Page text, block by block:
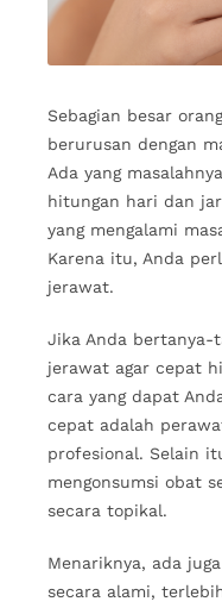
Sebagian besar
berurusan dengan
Ada yang
hitungan hari dan
yang mengalami
Karena itu, Anda
jerawat.
Jika Anda bertanya-
jerawat agar cepat
cara yang dapat
cepat adalah
profesional. Selain
mengonsumsi obat
secara topikal.
Menariknya, ada
secara alami,